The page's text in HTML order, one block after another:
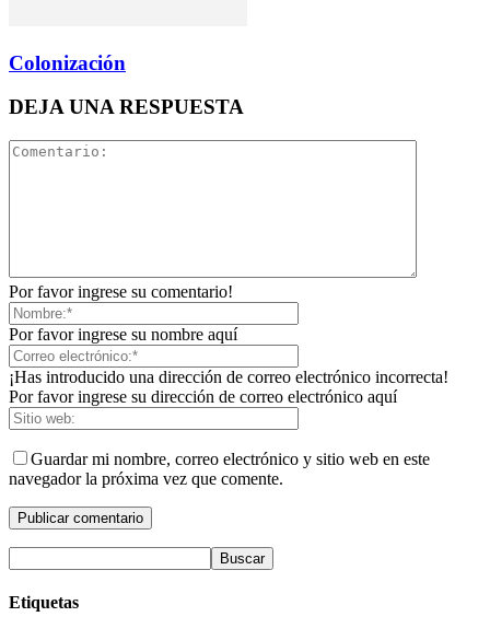
Colonización
DEJA UNA RESPUESTA
Por favor ingrese su comentario!
Por favor ingrese su nombre aquí
¡Has introducido una dirección de correo electrónico incorrecta!
Por favor ingrese su dirección de correo electrónico aquí
Guardar mi nombre, correo electrónico y sitio web en este
navegador la próxima vez que comente.
Etiquetas